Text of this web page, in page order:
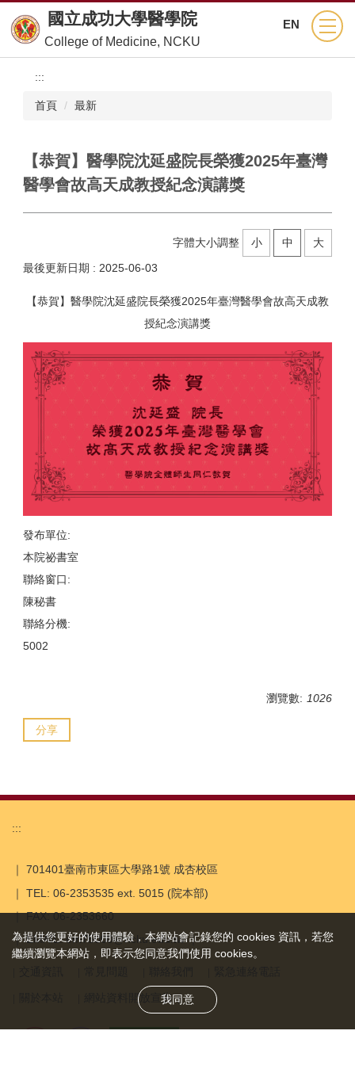
到
主
要
EN
國立成功大學醫學院
College of Medicine, NCKU
:::
首頁 最新
【恭賀】醫學院沈延盛院長榮獲2025年臺灣
醫學會故高天成教授紀念演講獎
字體大小調整 小 中
大
最後更新日期 : 2025-06-03
【恭賀】醫學院沈延盛院長榮獲2025年臺灣醫學會故高天成教
授紀念演講獎
發布單位:
本院祕書室
聯絡窗口:
陳秘書
聯絡分機:
5002
瀏覽數: 1026
分享
:::
｜ 701401臺南市東區大學路1號 成杏校區
｜ TEL: 06-2353535 ext. 5015 (院本部)
｜ FAX: 06-2353660
｜ EMAIL: em75000@ncku.edu.tw ｜
網站資料開放宣告
為提供您更好的使用體驗，本網站會記錄您的 cookies 資訊，若您
繼續瀏覽本網站，即表示您同意我們使用 cookies。
我同意